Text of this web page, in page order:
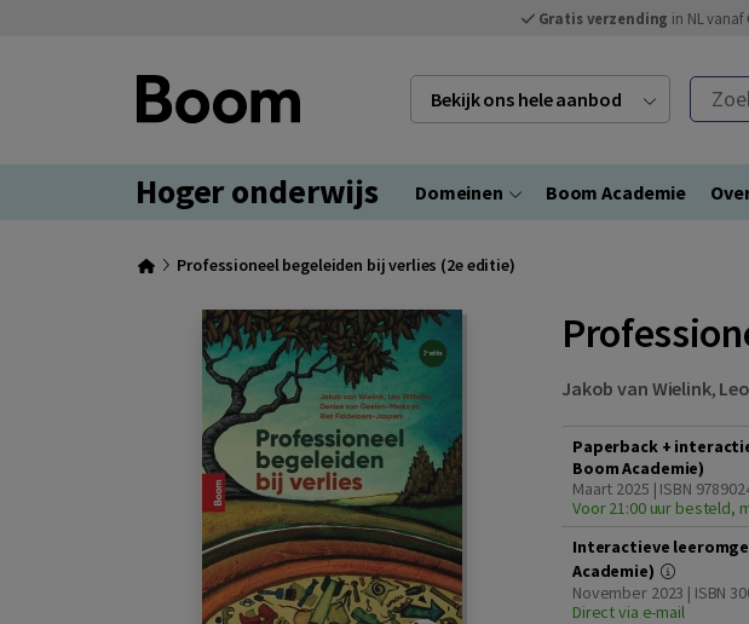
Gratis verzending in NL vanaf
Bekijk ons hele aanbod Zoek
Hoger onderwijs Domeinen Boom Academie
Professioneel begeleiden bij verlies (2e editie)
Jakob van Wielink,
Paperback +
Boom Academie)
Maart 2025 | ISBN
Voor 21:00 uur besteld,
Interactieve
Academie)
November 2023 | ISBN
Direct via e-mail